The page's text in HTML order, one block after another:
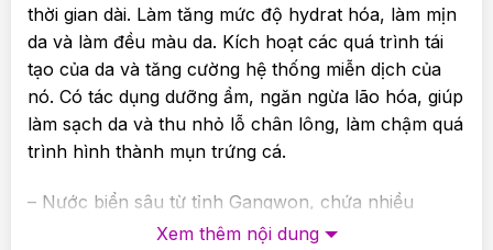
thời gian dài. Làm tăng mức độ hydrat hóa, làm mịn
da và làm đều màu da. Kích hoạt các quá trình tái
tạo của da và tăng cường hệ thống miễn dịch của
nó. Có tác dụng dưỡng ẩm, ngăn ngừa lão hóa, giúp
làm sạch da và thu nhỏ lỗ chân lông, làm chậm quá
trình hình thành mụn trứng cá.
– Nước biển sâu từ tỉnh Gangwon, chứa nhiều
khoáng chất và giàu oxy. Vùng nước sâu Biển Đông
Xem thêm nội dung